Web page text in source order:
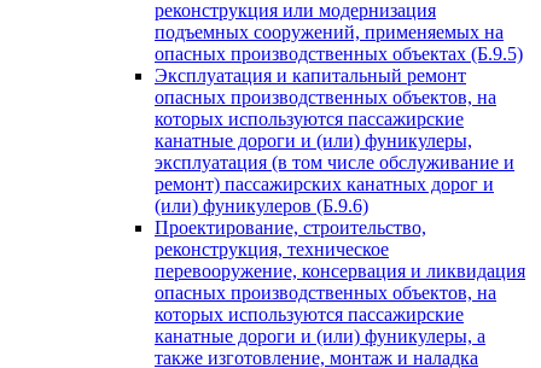
реконструкция или модернизация
подъемных сооружений, применяемых на
опасных производственных объектах (Б.9.5)
Эксплуатация и капитальный ремонт
опасных производственных объектов, на
которых используются пассажирские
канатные дороги и (или) фуникулеры,
эксплуатация (в том числе обслуживание и
ремонт) пассажирских канатных дорог и
(или) фуникулеров (Б.9.6)
Проектирование, строительство,
реконструкция, техническое
перевооружение, консервация и ликвидация
опасных производственных объектов, на
которых используются пассажирские
канатные дороги и (или) фуникулеры, а
также изготовление, монтаж и наладка